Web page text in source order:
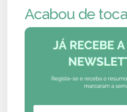
Acabou de